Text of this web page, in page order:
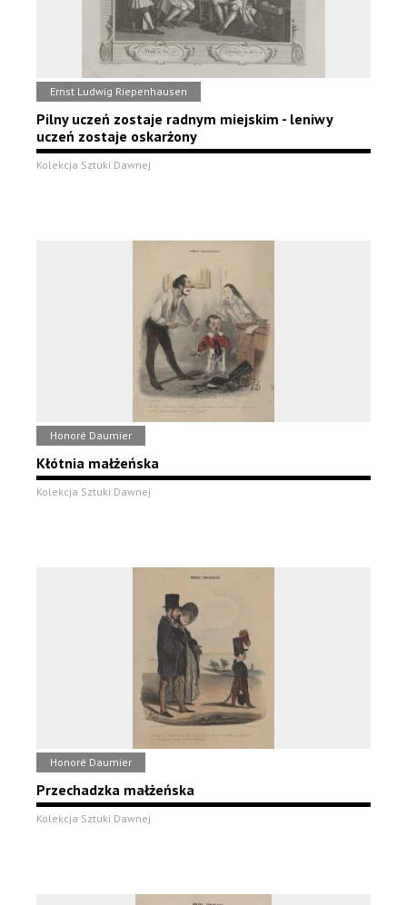
Ernst Ludwig Riepenhausen
Pilny uczeń zostaje radnym miejskim - leniwy
uczeń zostaje oskarżony
Kolekcja Sztuki Dawnej
Honoré Daumier
Kłótnia małżeńska
Kolekcja Sztuki Dawnej
Honoré Daumier
Przechadzka małżeńska
Kolekcja Sztuki Dawnej